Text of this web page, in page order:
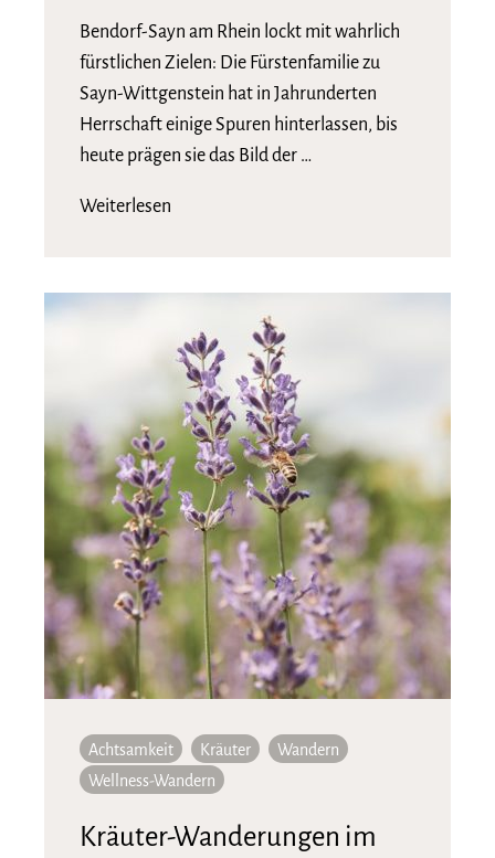
Bendorf-Sayn am Rhein lockt mit wahrlich
fürstlichen Zielen: Die Fürstenfamilie zu
Sayn-Wittgenstein hat in Jahrunderten
Herrschaft einige Spuren hinterlassen, bis
heute prägen sie das Bild der …
Weiterlesen
Achtsamkeit Kräuter
Wandern
Wellness-Wandern
Kräuter-Wanderungen im